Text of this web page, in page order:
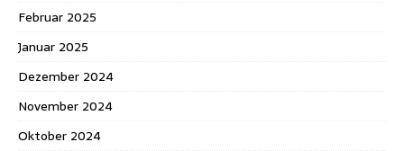
Februar 2025
Januar 2025
Dezember 2024
November 2024
Oktober 2024